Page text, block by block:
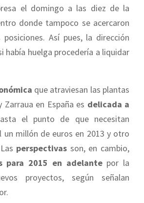
el domingo a las diez de la
donde tampoco se acercaron
Así pues, la dirección
había huelga procedería a liquidar
que atraviesan las plantas
Zarraua en España es delicada a
el punto de que necesitan
millón de euros en 2013 y otro
perspectivas son, en cambio,
para 2015 en adelantepor la
proyectos, según señalan